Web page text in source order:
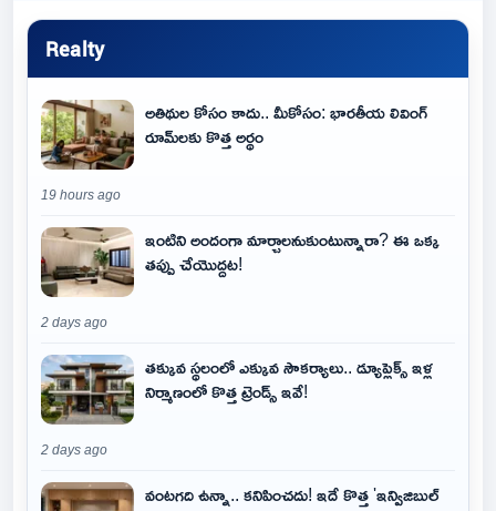
Realty
అతిథుల కోసం కాదు.. మీకోసం: భారతీయ లివింగ్
రూమ్‌లకు కొత్త అర్థం
19 hours ago
ఇంటిని అందంగా మార్చాలనుకుంటున్నారా? ఈ ఒక్క
తప్పు చేయొద్దట!
2 days ago
తక్కువ స్థలంలో ఎక్కువ సౌకర్యాలు.. డ్యూప్లెక్స్ ఇళ్ల
నిర్మాణంలో కొత్త ట్రెండ్స్ ఇవే!
2 days ago
వంటగది ఉన్నా.. కనిపించదు! ఇదే కొత్త 'ఇన్విజిబుల్